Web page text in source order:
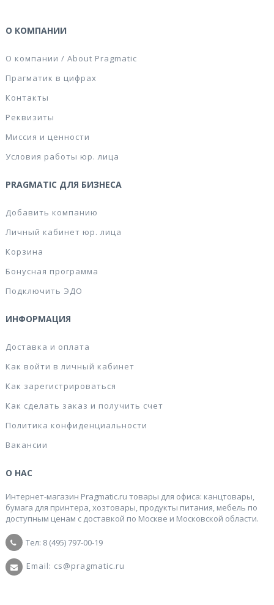
О КОМПАНИИ
О компании / About Pragmatic
Прагматик в цифрах
Контакты
Реквизиты
Миссия и ценности
Условия работы юр. лица
PRAGMATIC ДЛЯ БИЗНЕСА
Добавить компанию
Личный кабинет юр. лица
Корзина
Бонусная программа
Подключить ЭДО
ИНФОРМАЦИЯ
Доставка и оплата
Как войти в личный кабинет
Как зарегистрироваться
Как сделать заказ и получить счет
Политика конфиденциальности
Вакансии
О НАС
Интернет-магазин Pragmatic.ru товары для офиса: канцтовары,
бумага для принтера, хозтовары, продукты питания, мебель по
доступным ценам с доставкой по Москве и Московской области.
Тел: 8 (495) 797-00-19
Email: cs@pragmatic.ru